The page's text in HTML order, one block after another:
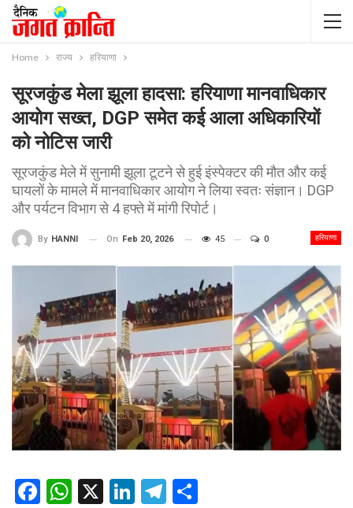
Home राज्य हरियाणा
सूरजकुंड मेला झूला हादसा: हरियाणा मानवाधिकार
आयोग सख्त, DGP समेत कई आला अधिकारियों
को नोटिस जारी
सूरजकुंड मेले में सुनामी झूला टूटने से हुई इंस्पेक्टर की मौत और कई
घायलों के मामले में मानवाधिकार आयोग ने लिया स्वतः संज्ञान। DGP
और पर्यटन विभाग से 4 हफ्ते में मांगी रिपोर्ट।
हरियाणा
By HANNI On Feb 20, 2026 45 0
Facebook
WhatsApp
X LinkedIn
Telegram